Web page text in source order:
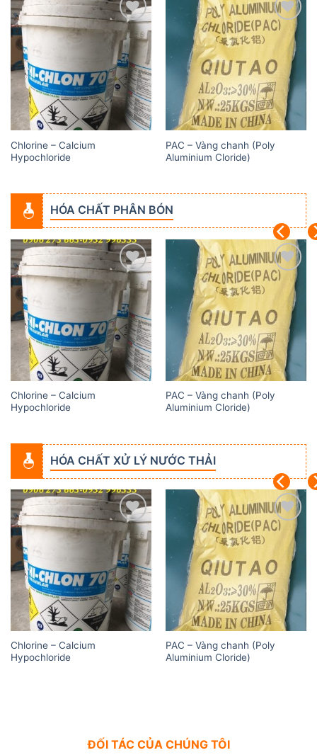
Add to
wishlist
Chlorine – Calcium
Hypochloride
Add to
wishlist
PAC – Vàng chanh (Poly
Aluminium Cloride)
HÓA CHẤT PHÂN BÓN
Add to
wishlist
Chlorine – Calcium
Hypochloride
Add to
wishlist
PAC – Vàng chanh (Poly
Aluminium Cloride)
HÓA CHẤT XỬ LÝ NƯỚC THẢI
Add to
wishlist
Chlorine – Calcium
Hypochloride
Add to
wishlist
PAC – Vàng chanh (Poly
Aluminium Cloride)
ĐỐI TÁC CỦA CHÚNG TÔI